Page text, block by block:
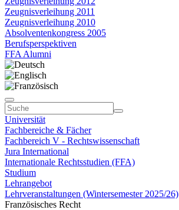
Zeugnisverleihung 2011
Zeugnisverleihung 2010
Absolventenkongress 2005
Berufsperspektiven
FFA Alumni
Universität
Fachbereiche & Fächer
Fachbereich V - Rechtswissenschaft
Jura International
Internationale Rechtsstudien (FFA)
Studium
Lehrangebot
Lehrveranstaltungen (Wintersemester 2025/26)
Französisches Recht